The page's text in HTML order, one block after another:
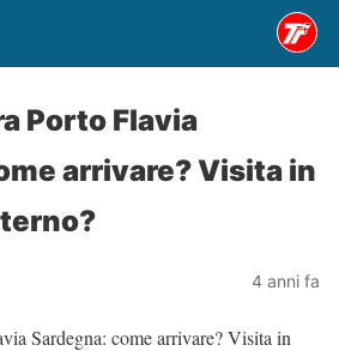
Porto Flavia
arrivare? Visita in
4 anni fa
Sardegna: come arrivare? Visita in